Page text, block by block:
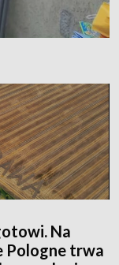
Na
Pologne trwa